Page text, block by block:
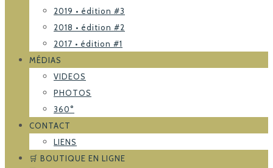
2019 • édition #3
2018 • édition #2
2017 • édition #1
MÉDIAS
VIDEOS
PHOTOS
360°
CONTACT
LIENS
🛒 BOUTIQUE EN LIGNE